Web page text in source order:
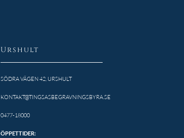
Urshult
SÖDRA VÄGEN 42, URSHULT
KONTAKT@TINGSASBEGRAVNINGSBYRA.SE
0477-18000
ÖPPETTIDER: